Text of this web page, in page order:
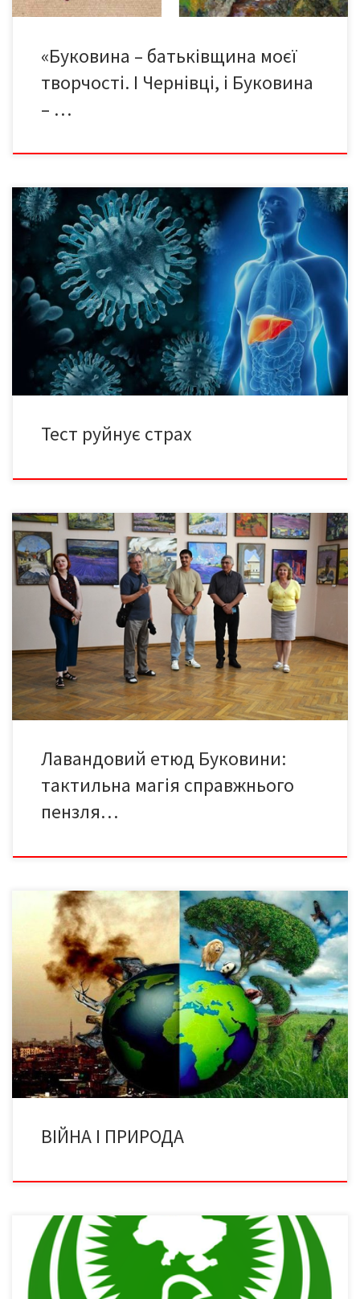
«Буковина – батьківщина моєї
творчості. І Чернівці, і Буковина
– …
Тестування на вірусні гепатити жителі Буковини можуть
пройти безоплатно Для цього варто лише зввернутися до
свого сімейного лікаря або в будь-який заклад охорони
здоров’я, ящо надає послуги зі скринінгу на вірусні гепатити.
До Всесвітнього дня боротьби з вірусними гепатитами, який
щороку відзначають 28 липня, в Україні триває Всеукраїнський
тиждень тестування […]
Тест руйнує страх
Поєднання суворої оборонної архітектури Хотинської
фортеці та ніжних, безкраїх лавандових полів у Білівцях
створило на виставці «Лавандова мрія –2026» унікальний
концептуальний контраст між вічною монументальною
історією та крихкою, мінливою красою живої природи. Під час
урочистого відкриття виставки скульптор і художник Іван
Салевич дуже влучно зауважив: якщо у XIX столітті живописців
[…]
Лавандовий етюд Буковини:
тактильна магія справжнього
пензля…
Василь ШЕВЧУК, доктор економічних наук, професор, голова
Українського товариства охорони природи розмірковує над
тим, що стосується кожного землянина. «І взяв Господь Бог
людину, і в едемському раї вмістив був її, щоб порала його та
його доглядала» (Книга Буття 2:15) Нинішня цивілізація
перебуває на роздоріжжі. Перед ним два шляхи: один веде […]
ВІЙНА І ПРИРОДА
Чернівецька обласна організація Українського товариства
охорони природи щиро вітає всіх небайдужих до охорони
довкілля буковинців із солідним ювілеєм – 80-річчям з дня